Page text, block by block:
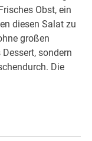
Obst, ein
diesen Salat zu
großen
sondern
Die